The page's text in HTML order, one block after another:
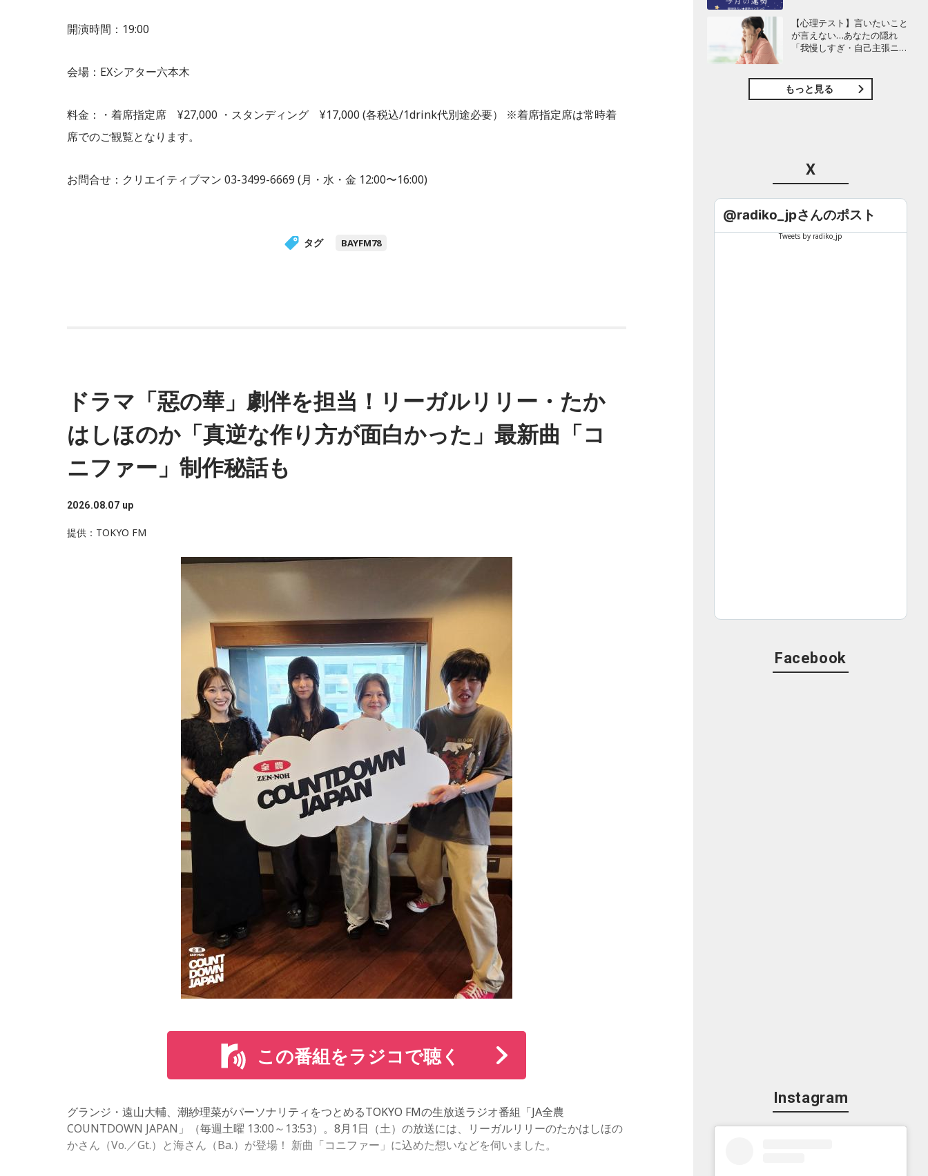
開演時間：19:00
会場：EXシアター六本木
料金：・着席指定席 ¥27,000 ・スタンディング ¥17,000 (各税込/1drink代別途必要） ※着席指定席は常時着
席でのご観覧となります。
お問合せ：クリエイティブマン 03-3499-6669 (月・水・金 12:00〜16:00)
タグ BAYFM78
ドラマ「惡の華」劇伴を担当！リーガルリリー・たか
はしほのか「真逆な作り方が面白かった」最新曲「コ
ニファー」制作秘話も
2026.08.07 up
提供：TOKYO FM
この番組をラジコで聴く
グランジ・遠山大輔、潮紗理菜がパーソナリティをつとめるTOKYO FMの生放送ラジオ番組「JA全農
COUNTDOWN JAPAN」（毎週土曜 13:00～13:53）。8月1日（土）の放送には、リーガルリリーのたかはしほの
かさん（Vo.／Gt.）と海さん（Ba.）が登場！ 新曲「コニファー」に込めた想いなどを伺いました。
【心理テスト】言いたいこと
が言えない…あなたの隠れ
「我慢しすぎ・自己主張ニガ
もっと見る
X
@radiko_jpさんのポスト
Tweets by radiko_jp
Facebook
Instagram